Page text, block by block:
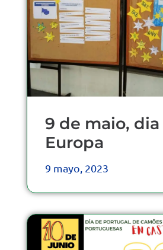
9 de maio, dia
Europa
9 mayo, 2023